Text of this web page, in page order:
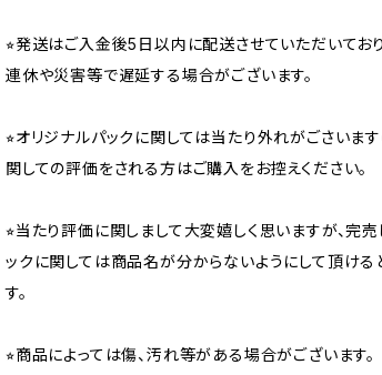
⭐︎発送はご入金後5日以内に配送させていただいてお
連休や災害等で遅延する場合がございます。
⭐︎オリジナルパックに関しては当たり外れがごさいま
関しての評価をされる方はご購入をお控えください。
⭐︎当たり評価に関しまして大変嬉しく思いますが、完
ックに関しては商品名が分からないようにして頂ける
す。
⭐︎商品によっては傷、汚れ等がある場合がございます。